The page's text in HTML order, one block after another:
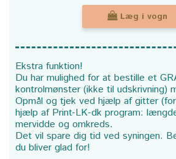
Læg i vogn
Ekstra funktion!
Du har mulighed for at bestille et
kontrolmønster (ikke til udskrivning)
Opmål og tjek ved hjælp af gitter
hjælp af Print-LK-dk program:
mervidde og omkreds.
Det vil spare dig tid ved syningen.
du bliver glad for!